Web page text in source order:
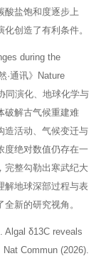
酸盐饱和度逐步上
创造了有利条件。
during the
通讯》 Nature
同演化、地球化学与
破解古气候重建难
造活动、气候变迁与
度绝对数值仍存在一
完整勾勒出寒武纪大
解地球深部过程与表
新的研究视角。
Algal δ13C reveals
Commun (2026).